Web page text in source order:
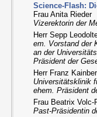
Science-Flash:
Frau Anita Rieder
Vizerektorin der
Herr Sepp
em. Vorstand der
an der
Präsident der
Herr Franz
Universitätsklinik
ehem. Präsident
Frau Beatrix Volc-
Past-Präsidentin